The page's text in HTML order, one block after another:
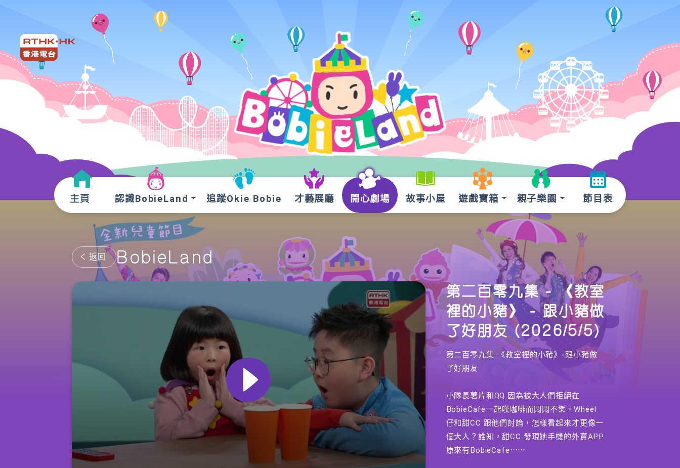
主頁 認識BobieLand 追蹤Okie Bobie 才藝展廳 開心劇場 故事小屋 遊戲寶箱 親子樂園 節目表
返回 BobieLand
第二百零九集 - 《教室
裡的小豬》 - 跟小豬做
了好朋友 (2026/5/5)
第二百零九集-《教室裡的小豬》-跟小豬做
了好朋友
小隊長薯片和QQ 因為被大人們拒絕在
BobieCafe一起嘆咖啡而悶悶不樂。Wheel
仔和甜CC 跟他們討論，怎樣看起來才更像一
個大人？誰知，甜CC 發現她手機的外賣APP
原來有BobieCafe⋯⋯